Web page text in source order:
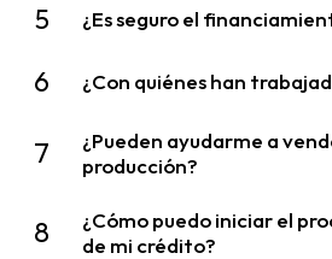
5 ¿Es seguro el
6 ¿Con quiénes han
7
¿Pueden ayudarme a
producción?
8
¿Cómo puedo iniciar el
de mi crédito?